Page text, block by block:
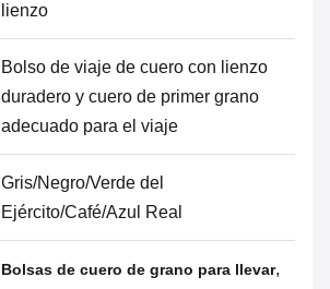
lienzo
Bolso de viaje de cuero con lienzo
duradero y cuero de primer grano
adecuado para el viaje
Gris/Negro/Verde del
Ejército/Café/Azul Real
Bolsas de cuero de grano para llevar,